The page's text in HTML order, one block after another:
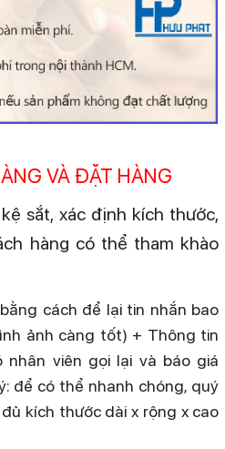
VÀ ĐẶT HÀNG
sắt, xác định kích thước,
hàng có thể tham khào
bằng cách để lại tin nhắn bao
ảnh càng tốt) + Thông tin
nhân viên gọi lại và báo giá
để có thể nhanh chóng, quý
kích thước dài x rộng x cao